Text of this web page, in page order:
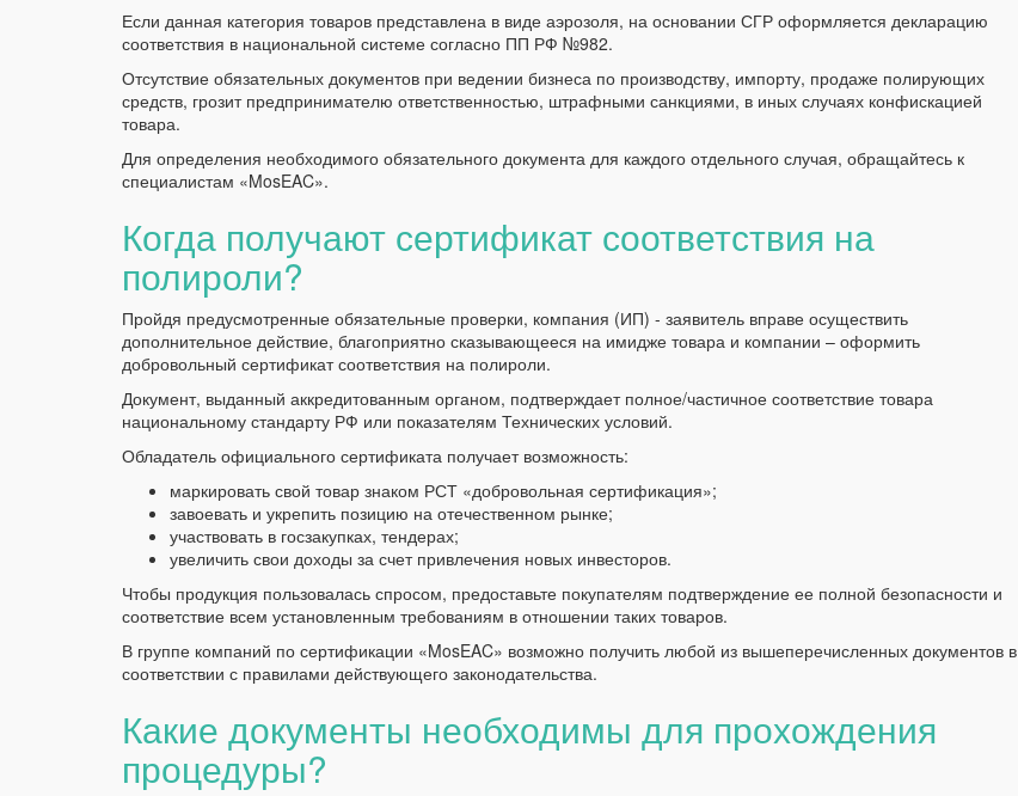
Если данная категория товаров представлена в виде аэрозоля, на основании СГР оформляется декларацию
соответствия в национальной системе согласно ПП РФ №982.
Отсутствие обязательных документов при ведении бизнеса по производству, импорту, продаже полирующих
средств, грозит предпринимателю ответственностью, штрафными санкциями, в иных случаях конфискацией
товара.
Для определения необходимого обязательного документа для каждого отдельного случая, обращайтесь к
специалистам «MosEAC».
Когда получают сертификат соответствия на
полироли?
Пройдя предусмотренные обязательные проверки, компания (ИП) - заявитель вправе осуществить
дополнительное действие, благоприятно сказывающееся на имидже товара и компании – оформить
добровольный сертификат соответствия на полироли.
Документ, выданный аккредитованным органом, подтверждает полное/частичное соответствие товара
национальному стандарту РФ или показателям Технических условий.
Обладатель официального сертификата получает возможность:
маркировать свой товар знаком РСТ «добровольная сертификация»;
завоевать и укрепить позицию на отечественном рынке;
участвовать в госзакупках, тендерах;
увеличить свои доходы за счет привлечения новых инвесторов.
Чтобы продукция пользовалась спросом, предоставьте покупателям подтверждение ее полной безопасности и
соответствие всем установленным требованиям в отношении таких товаров.
В группе компаний по сертификации «MosEAC» возможно получить любой из вышеперечисленных документов в
соответствии с правилами действующего законодательства.
Какие документы необходимы для прохождения
процедуры?